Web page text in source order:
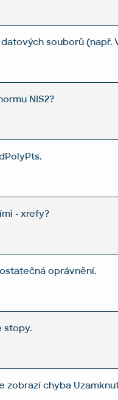
souborů (např.
NIS2?
- xrefy?
oprávnění.
stopy.
zobrazí chyba